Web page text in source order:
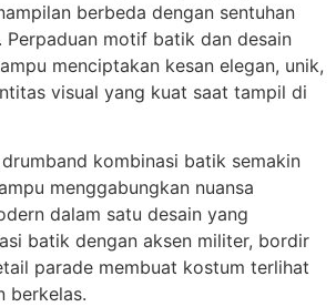
berbeda dengan sentuhan
Perpaduan motif batik dan desain
menciptakan kesan elegan, unik,
visual yang kuat saat tampil di
kombinasi batik semakin
menggabungkan nuansa
dalam satu desain yang
batik dengan aksen militer, bordir
parade membuat kostum terlihat
berkelas.